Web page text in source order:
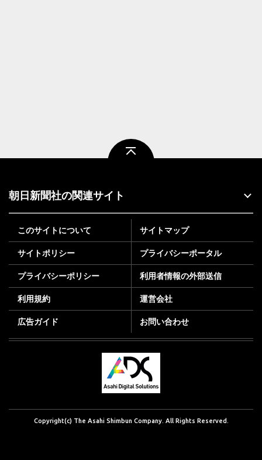
朝日新聞社の関連サイト
このサイトについて サイトマップ
サイトポリシー プライバシーポータル
プライバシーポリシー 利用者情報の外部送信
利用規約 運営会社
広告ガイド お問い合わせ
Copyright(c) The Asahi Shimbun Company. All Rights Reserved.